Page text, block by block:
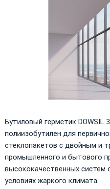
Бутиловый герметик DOWSIL
полиизобутилен для
стеклопакетов с двойным и
промышленного и бытового
высококачественных систем
условиях жаркого климата.